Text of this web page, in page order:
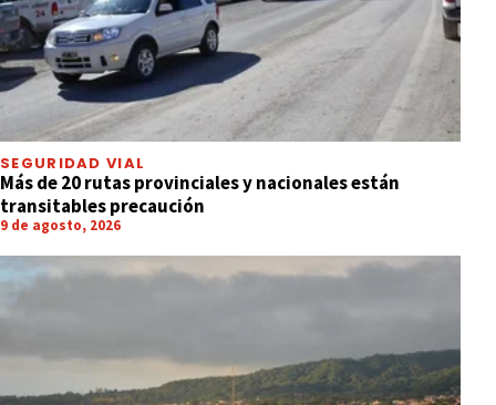
SEGURIDAD VIAL
Más de 20 rutas provinciales y nacionales están
transitables precaución
9 de agosto, 2026